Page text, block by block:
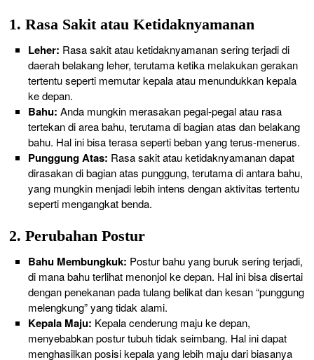
1. Rasa Sakit atau Ketidaknyamanan
Leher: Rasa sakit atau ketidaknyamanan sering terjadi di
daerah belakang leher, terutama ketika melakukan gerakan
tertentu seperti memutar kepala atau menundukkan kepala
ke depan.
Bahu: Anda mungkin merasakan pegal-pegal atau rasa
tertekan di area bahu, terutama di bagian atas dan belakang
bahu. Hal ini bisa terasa seperti beban yang terus-menerus.
Punggung Atas: Rasa sakit atau ketidaknyamanan dapat
dirasakan di bagian atas punggung, terutama di antara bahu,
yang mungkin menjadi lebih intens dengan aktivitas tertentu
seperti mengangkat benda.
2. Perubahan Postur
Bahu Membungkuk: Postur bahu yang buruk sering terjadi,
di mana bahu terlihat menonjol ke depan. Hal ini bisa disertai
dengan penekanan pada tulang belikat dan kesan “punggung
melengkung” yang tidak alami.
Kepala Maju: Kepala cenderung maju ke depan,
menyebabkan postur tubuh tidak seimbang. Hal ini dapat
menghasilkan posisi kepala yang lebih maju dari biasanya